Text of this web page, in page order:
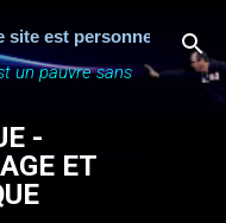
est personnel,
un pauvre sans
-
ET